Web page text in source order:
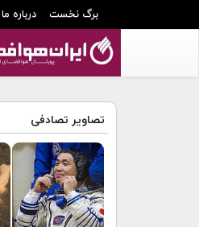
برگ نخست درباره ما
تصاویر تصادفی